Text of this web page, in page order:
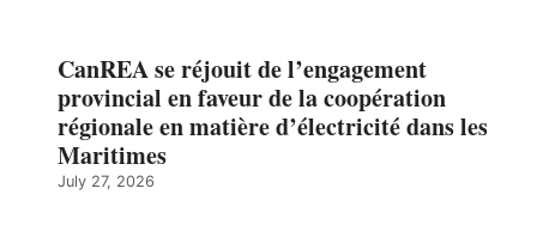
CanREA se réjouit de l’engagement
provincial en faveur de la coopération
régionale en matière d’électricité dans les
Maritimes
July 27, 2026